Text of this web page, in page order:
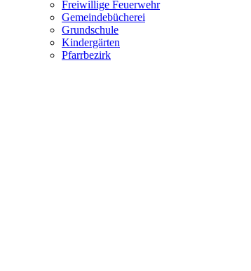
Freiwillige Feuerwehr
Gemeindebücherei
Grundschule
Kindergärten
Pfarrbezirk